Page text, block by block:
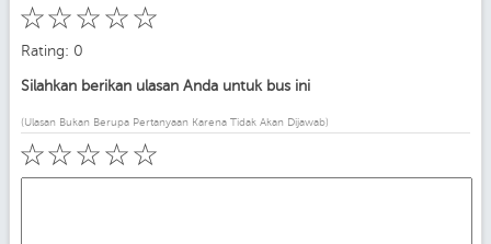
☆
☆
☆
☆
☆
Rating: 0
Silahkan berikan ulasan Anda untuk bus ini
(Ulasan Bukan Berupa Pertanyaan Karena Tidak Akan Dijawab)
☆
☆
☆
☆
☆